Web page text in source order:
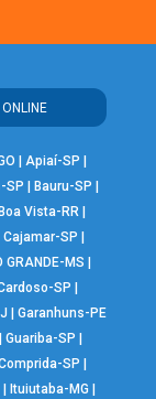
Apiaí-SP
SP Bauru-SP
Boa Vista-RR
Cajamar-SP
GRANDE-MS
SP
Garanhuns-PE
Guariba-SP
Comprida-SP
Ituiutaba-MG